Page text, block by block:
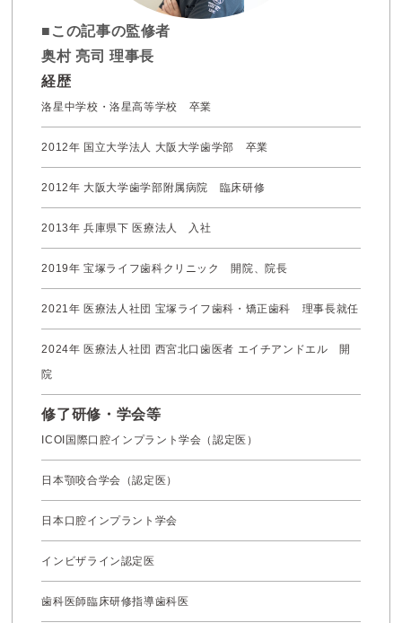
■この記事の監修者
奥村 亮司 理事長
経歴
洛星中学校・洛星高等学校 卒業
2012年 国立大学法人 大阪大学歯学部 卒業
2012年 大阪大学歯学部附属病院 臨床研修
2013年 兵庫県下 医療法人 入社
2019年 宝塚ライフ歯科クリニック 開院、院長
2021年 医療法人社団 宝塚ライフ歯科・矯正歯科 理事長就任
2024年 医療法人社団 西宮北口歯医者 エイチアンドエル 開
院
修了研修・学会等
ICOI国際口腔インプラント学会（認定医）
日本顎咬合学会（認定医）
日本口腔インプラント学会
インビザライン認定医
歯科医師臨床研修指導歯科医